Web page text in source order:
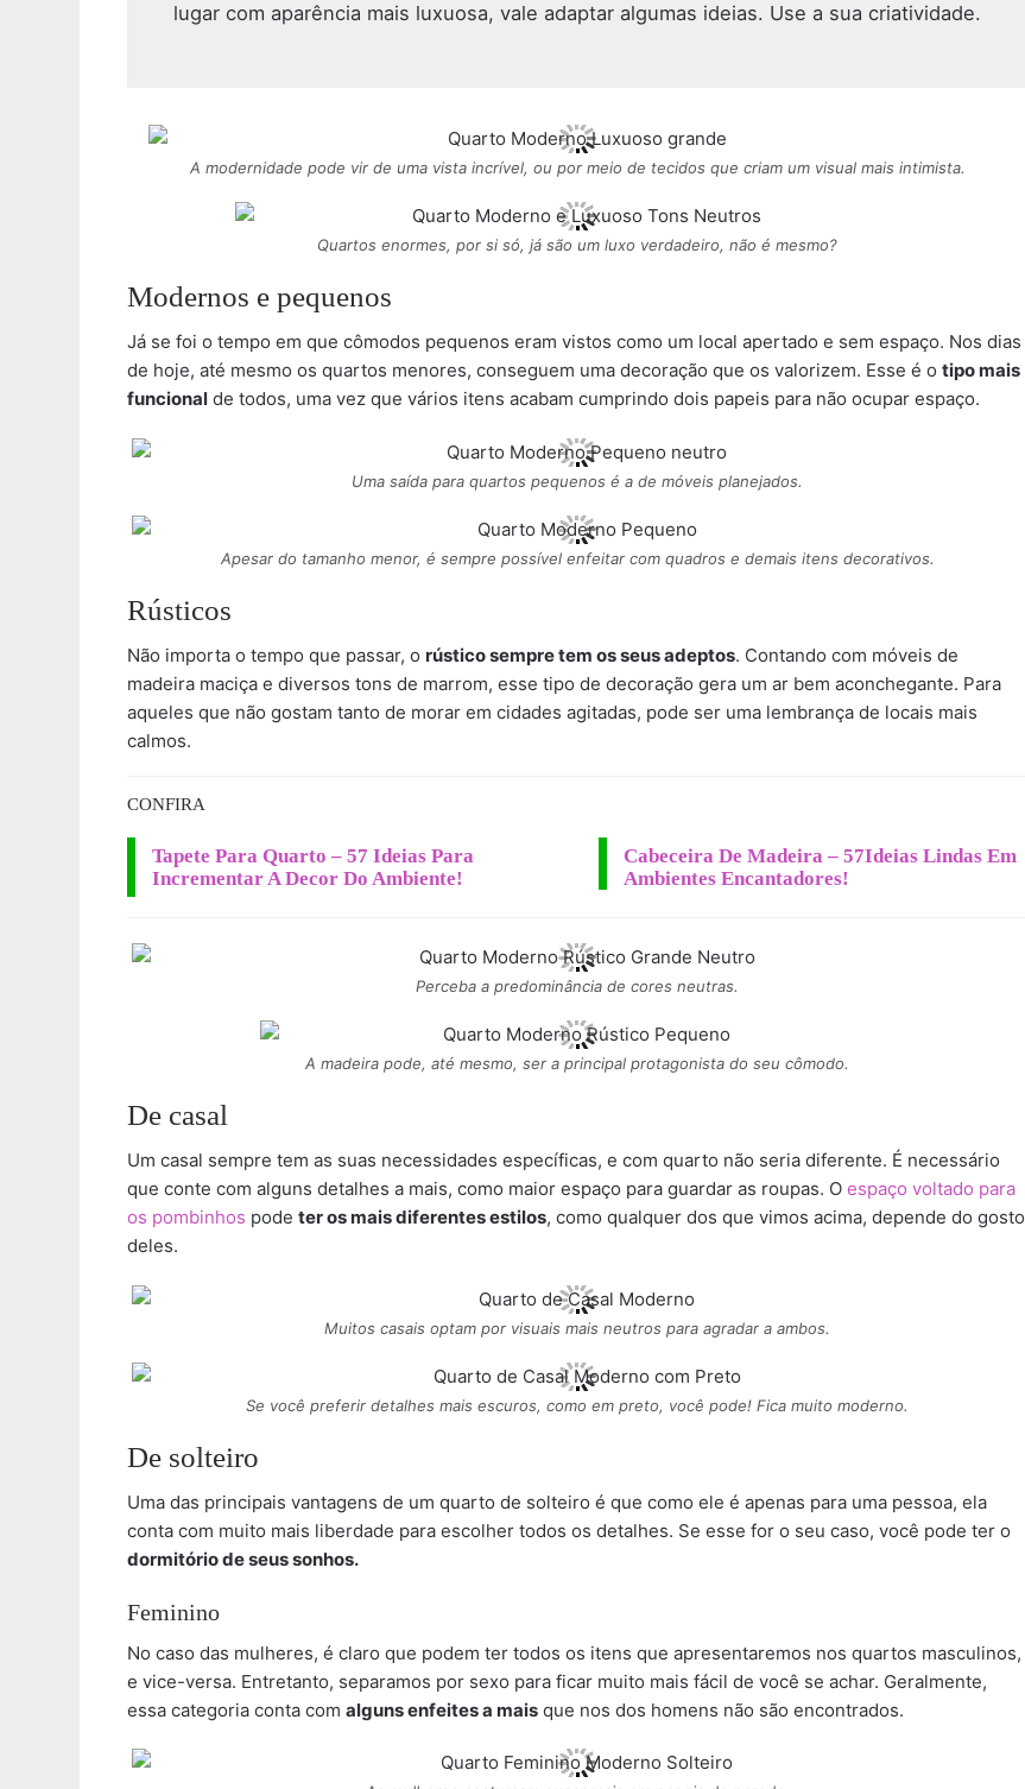
lugar com aparência mais luxuosa, vale adaptar algumas ideias. Use a sua criatividade.
A modernidade pode vir de uma vista incrível, ou por meio de tecidos que criam um visual mais intimista.
Quartos enormes, por si só, já são um luxo verdadeiro, não é mesmo?
Modernos e pequenos
Já se foi o tempo em que cômodos pequenos eram vistos como um local apertado e sem espaço. Nos dias
de hoje, até mesmo os quartos menores, conseguem uma decoração que os valorizem. Esse é o tipo mais
funcional de todos, uma vez que vários itens acabam cumprindo dois papeis para não ocupar espaço.
Uma saída para quartos pequenos é a de móveis planejados.
Apesar do tamanho menor, é sempre possível enfeitar com quadros e demais itens decorativos.
Rústicos
Não importa o tempo que passar, o rústico sempre tem os seus adeptos. Contando com móveis de
madeira maciça e diversos tons de marrom, esse tipo de decoração gera um ar bem aconchegante. Para
aqueles que não gostam tanto de morar em cidades agitadas, pode ser uma lembrança de locais mais
calmos.
CONFIRA
Tapete Para Quarto – 57 Ideias Para
Incrementar A Decor Do Ambiente!
Cabeceira De Madeira – 57Ideias Lindas Em
Ambientes Encantadores!
Perceba a predominância de cores neutras.
A madeira pode, até mesmo, ser a principal protagonista do seu cômodo.
De casal
Um casal sempre tem as suas necessidades específicas, e com quarto não seria diferente. É necessário
que conte com alguns detalhes a mais, como maior espaço para guardar as roupas. O espaço voltado para
os pombinhos pode ter os mais diferentes estilos, como qualquer dos que vimos acima, depende do gosto
deles.
Muitos casais optam por visuais mais neutros para agradar a ambos.
Se você preferir detalhes mais escuros, como em preto, você pode! Fica muito moderno.
De solteiro
Uma das principais vantagens de um quarto de solteiro é que como ele é apenas para uma pessoa, ela
conta com muito mais liberdade para escolher todos os detalhes. Se esse for o seu caso, você pode ter o
dormitório de seus sonhos.
Feminino
No caso das mulheres, é claro que podem ter todos os itens que apresentaremos nos quartos masculinos,
e vice-versa. Entretanto, separamos por sexo para ficar muito mais fácil de você se achar. Geralmente,
essa categoria conta com alguns enfeites a mais que nos dos homens não são encontrados.